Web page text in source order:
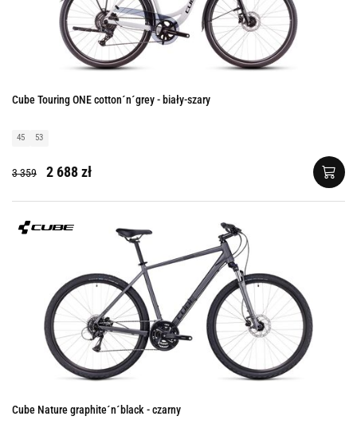
Cube Touring ONE cotton´n´grey - biały-szary
45 53
3 359 2 688 zł
Cube Nature graphite´n´black - czarny